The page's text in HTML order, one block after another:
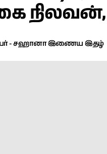
நிலவன்,
- சஹானா இணைய இதழ்